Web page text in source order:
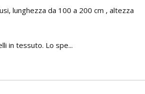
lunghezza da 100 a 200 cm , altezza
in tessuto. Lo spe...